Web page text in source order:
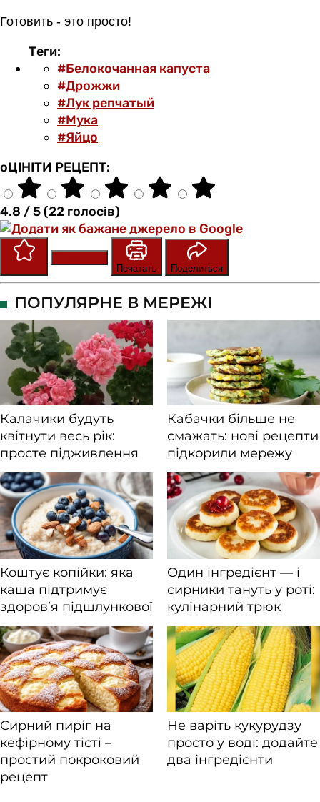
Готовить - это просто!
Теги:
#Белокочанная капуста
#Дрожжи
#Лук репчатый
#Мука
#Яйцо
оЦІНІТИ РЕЦЕПТ:
4.8 / 5 (22 голосів)
Печатать
Поделиться